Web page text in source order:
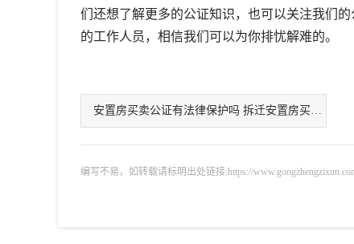
们还想了解更多的公证知识，也可以关注我们
的工作人员，相信我们可以为你排忧解难的。
安置房买卖公证有法律保护吗 拆迁安置房买卖可
编写不易，如转载请标明出处链接:https://